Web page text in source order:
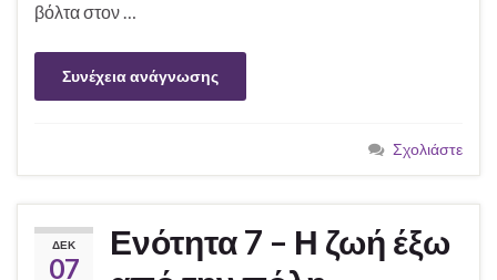
βόλτα στον …
Συνέχεια ανάγνωσης
Σχολιάστε
ΔΕΚ
07
Ενότητα 7 – Η ζωή έξω